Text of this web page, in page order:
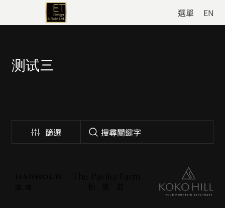
選單 EN
测试三
篩選